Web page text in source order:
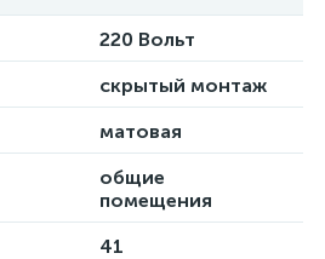
220 Вольт
скрытый монтаж
матовая
общие
помещения
41